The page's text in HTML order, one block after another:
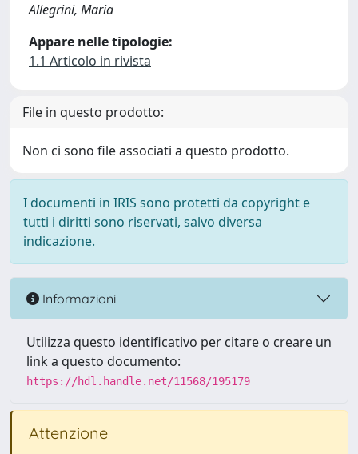
Allegrini, Maria
Appare nelle tipologie:
1.1 Articolo in rivista
File in questo prodotto:
Non ci sono file associati a questo prodotto.
I documenti in IRIS sono protetti da copyright e
tutti i diritti sono riservati, salvo diversa
indicazione.
Informazioni
Utilizza questo identificativo per citare o creare un
link a questo documento:
https://hdl.handle.net/11568/195179
Attenzione